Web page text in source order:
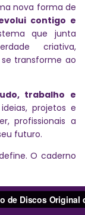
nova forma de
contigo e
que junta
criativa,
transforme ao
trabalho e
projetos e
profissionais a
futuro.
O caderno